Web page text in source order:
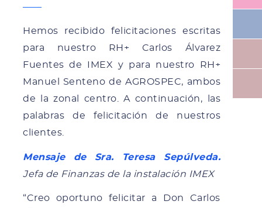
Hemos recibido felicitaciones escritas
para nuestro RH+ Carlos Álvarez
Fuentes de IMEX y para nuestro RH+
Manuel Senteno de AGROSPEC, ambos
de la zonal centro. A continuación, las
palabras de felicitación de nuestros
clientes.
Mensaje de Sra. Teresa Sepúlveda.
Jefa de Finanzas de la instalación IMEX
“Creo oportuno felicitar a Don Carlos